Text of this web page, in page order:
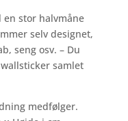
stor halvmåne
selv designet,
seng osv. – Du
samlet
medfølger.